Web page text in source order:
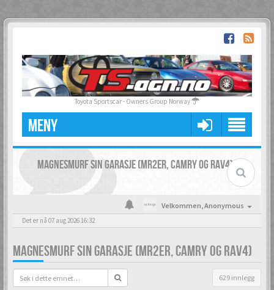
Toyota Sportscar - Owners Group Norway
MENY
MAGNESMURF SIN GARASJE (MR2ER, CAMRY OG RAV4)
Velkommen,Anonymous
Det er nå 07 aug 2026 16:32
MAGNESMURF SIN GARASJE (MR2ER, CAMRY OG RAV4)
629 innlegg